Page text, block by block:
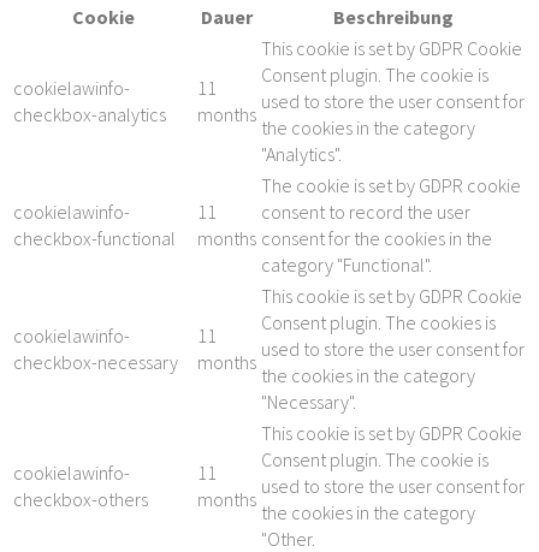
Cookie
Dauer Beschreibung
cookielawinfo-
checkbox-analytics
11
months
This cookie is set by GDPR Cookie
Consent plugin. The cookie is
used to store the user consent for
the cookies in the category
"Analytics".
cookielawinfo-
checkbox-functional
11
months
The cookie is set by GDPR cookie
consent to record the user
consent for the cookies in the
category "Functional".
cookielawinfo-
checkbox-necessary
11
months
This cookie is set by GDPR Cookie
Consent plugin. The cookies is
used to store the user consent for
the cookies in the category
"Necessary".
cookielawinfo-
checkbox-others
11
months
This cookie is set by GDPR Cookie
Consent plugin. The cookie is
used to store the user consent for
the cookies in the category
"Other.